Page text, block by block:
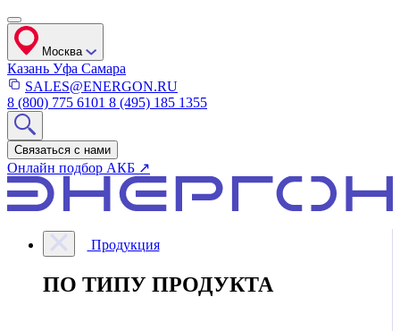
Москва
Казань Уфа Самара
SALES@ENERGON.RU
8 (800) 775 6101 8 (495) 185 1355
Связаться с нами
Онлайн подбор АКБ ↗
Продукция
ПО ТИПУ ПРОДУКТА